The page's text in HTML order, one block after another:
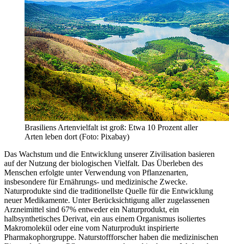
Brasiliens Artenvielfalt ist groß: Etwa 10 Prozent aller
Arten leben dort (Foto: Pixabay)
Das Wachstum und die Entwicklung unserer Zivilisation basieren
auf der Nutzung der biologischen Vielfalt. Das Überleben des
Menschen erfolgte unter Verwendung von Pflanzenarten,
insbesondere für Ernährungs- und medizinische Zwecke.
Naturprodukte sind die traditionellste Quelle für die Entwicklung
neuer Medikamente. Unter Berücksichtigung aller zugelassenen
Arzneimittel sind 67% entweder ein Naturprodukt, ein
halbsynthetisches Derivat, ein aus einem Organismus isoliertes
Makromolekül oder eine vom Naturprodukt inspirierte
Pharmakophorgruppe. Naturstoffforscher haben die medizinischen